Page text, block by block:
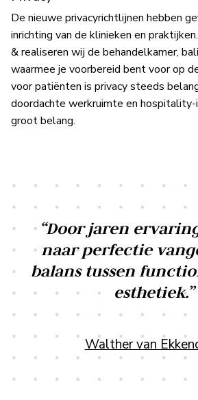
De nieuwe privacyrichtlijnen hebben
inrichting van de klinieken en
& realiseren wij de behandelkamer,
waarmee je voorbereid bent voor op
voor patiënten is privacy steeds
doordachte werkruimte en hospitality-
groot belang.
“Door jaren
naar perfectie
balans tussen
esthetiek.”
Walther van